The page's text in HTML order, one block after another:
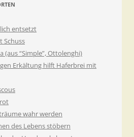
entsetzt
Schuss
(aus “Simple”, Ottolenghi)
Erkältung hilft Haferbrei mit
wahr werden
des Lebens stöbern